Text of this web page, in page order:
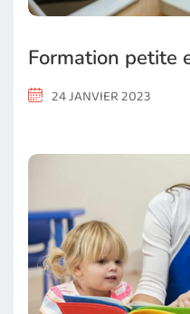
Formation petite
24 JANVIER 2023